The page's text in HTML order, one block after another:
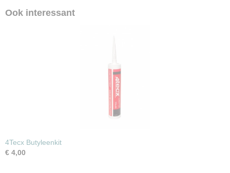
Ook interessant
4Tecx Butyleenkit
€ 4,00